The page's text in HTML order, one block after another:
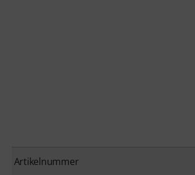
Artikelnummer